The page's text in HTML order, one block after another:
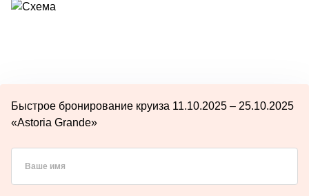
Быстрое бронирование круиза 11.10.2025 – 25.10.2025
«Astoria Grande»
Ваше имя